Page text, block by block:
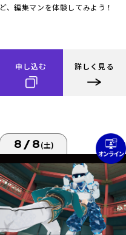
ど、編集マンを体験してみよう！
申し込む 詳しく見る
8/8(土)